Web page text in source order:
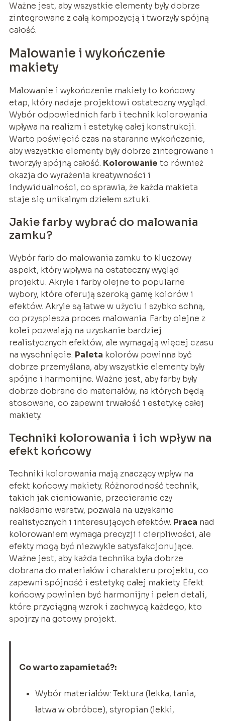
Ważne jest, aby wszystkie elementy były dobrze
zintegrowane z całą kompozycją i tworzyły spójną
całość.
Malowanie i wykończenie
makiety
Malowanie i wykończenie makiety to końcowy
etap, który nadaje projektowi ostateczny wygląd.
Wybór odpowiednich farb i technik kolorowania
wpływa na realizm i estetykę całej konstrukcji.
Warto poświęcić czas na staranne wykończenie,
aby wszystkie elementy były dobrze zintegrowane i
tworzyły spójną całość. Kolorowanie to również
okazja do wyrażenia kreatywności i
indywidualności, co sprawia, że każda makieta
staje się unikalnym dziełem sztuki.
Jakie farby wybrać do malowania
zamku?
Wybór farb do malowania zamku to kluczowy
aspekt, który wpływa na ostateczny wygląd
projektu. Akryle i farby olejne to popularne
wybory, które oferują szeroką gamę kolorów i
efektów. Akryle są łatwe w użyciu i szybko schną,
co przyspiesza proces malowania. Farby olejne z
kolei pozwalają na uzyskanie bardziej
realistycznych efektów, ale wymagają więcej czasu
na wyschnięcie. Paleta kolorów powinna być
dobrze przemyślana, aby wszystkie elementy były
spójne i harmonijne. Ważne jest, aby farby były
dobrze dobrane do materiałów, na których będą
stosowane, co zapewni trwałość i estetykę całej
makiety.
Techniki kolorowania i ich wpływ na
efekt końcowy
Techniki kolorowania mają znaczący wpływ na
efekt końcowy makiety. Różnorodność technik,
takich jak cieniowanie, przecieranie czy
nakładanie warstw, pozwala na uzyskanie
realistycznych i interesujących efektów. Praca nad
kolorowaniem wymaga precyzji i cierpliwości, ale
efekty mogą być niezwykle satysfakcjonujące.
Ważne jest, aby każda technika była dobrze
dobrana do materiałów i charakteru projektu, co
zapewni spójność i estetykę całej makiety. Efekt
końcowy powinien być harmonijny i pełen detali,
które przyciągną wzrok i zachwycą każdego, kto
spojrzy na gotowy projekt.
Co warto zapamietać?:
Wybór materiałów: Tektura (lekka, tania,
łatwa w obróbce), styropian (lekki,